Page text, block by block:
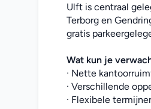
Ulft is centraal
Terborg en
gratis
Wat kun je
· Nette
· Verschillende
· Flexibele